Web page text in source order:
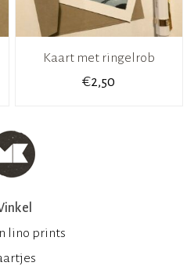
Kaart met ringelrob
€2,50
lino prints